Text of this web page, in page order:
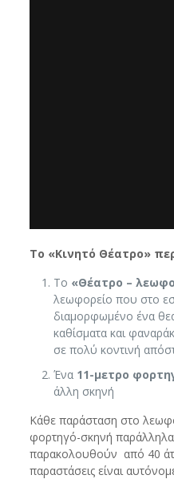
Το «Κινητό Θέατρο»
Το «Θέατρο –
λεωφορείο που στο
διαμορφωμένο ένα
καθίσματα και
σε πολύ κοντινή
Ένα 11-μετρο
άλλη σκηνή
Κάθε παράσταση στο
φορτηγό-σκηνή
παρακολουθούν από 40
παραστάσεις είναι